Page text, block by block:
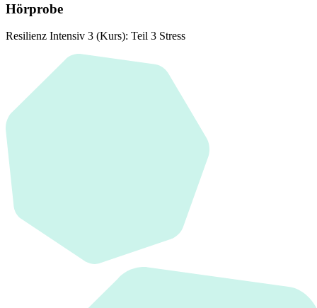
Hörprobe
Resilienz Intensiv 3 (Kurs): Teil 3 Stress